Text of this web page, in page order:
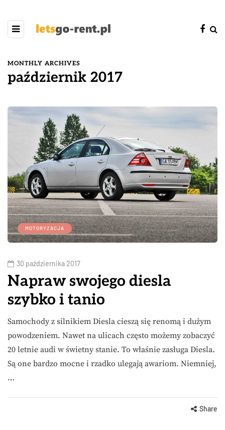
MONTHLY ARCHIVES
październik 2017
MOTORYZACJA
30 października 2017
Napraw swojego diesla
szybko i tanio
Samochody z silnikiem Diesla cieszą się renomą i dużym
powodzeniem. Nawet na ulicach często możemy zobaczyć
20 letnie audi w świetny stanie. To właśnie zasługa Diesla.
Są one bardzo mocne i rzadko ulegają awariom. Niemniej,
…
Share